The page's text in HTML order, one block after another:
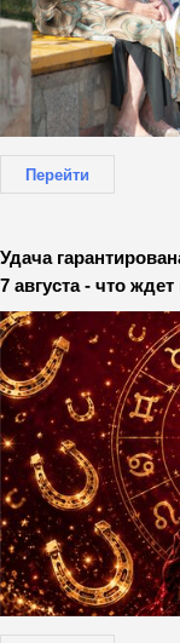
Перейти
Удача
7 августа - что